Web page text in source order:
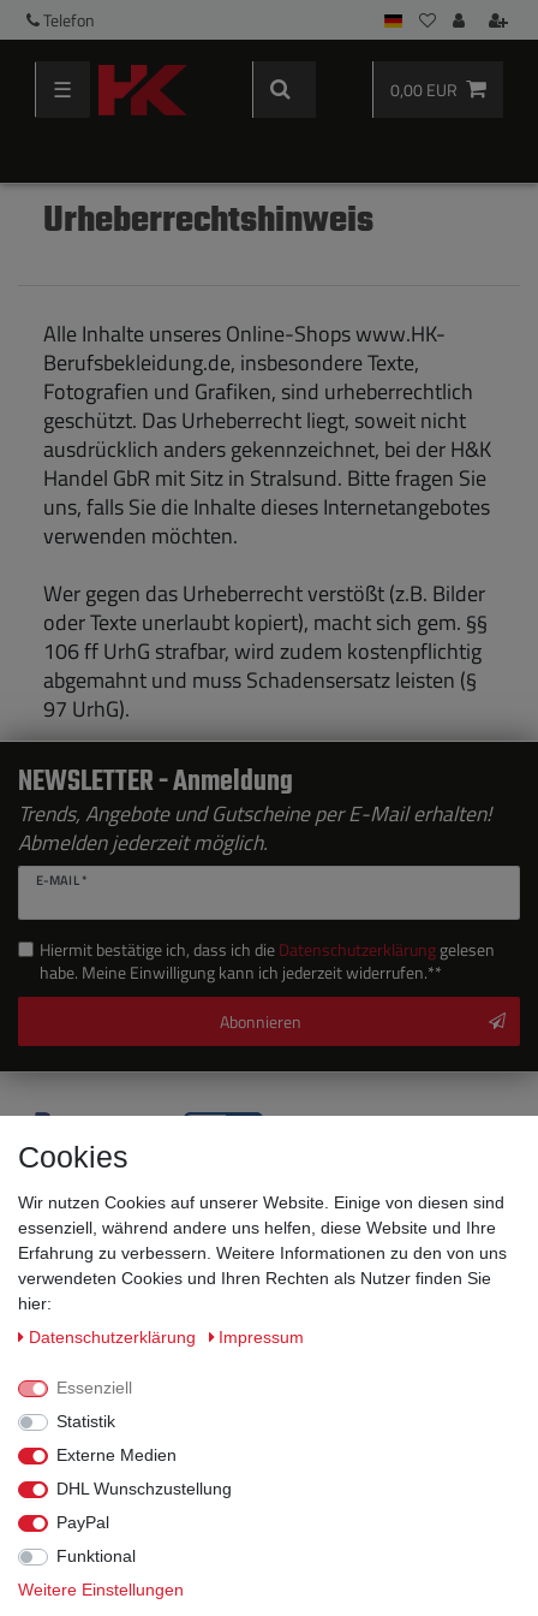
Telefon
☰ 0,00 EUR
Urheberrechtshinweis
Alle Inhalte unseres Online-Shops www.HK-
Berufsbekleidung.de, insbesondere Texte,
Fotografien und Grafiken, sind urheberrechtlich
geschützt. Das Urheberrecht liegt, soweit nicht
ausdrücklich anders gekennzeichnet, bei der H&K
Handel GbR mit Sitz in Stralsund. Bitte fragen Sie
uns, falls Sie die Inhalte dieses Internetangebotes
verwenden möchten.
Wer gegen das Urheberrecht verstößt (z.B. Bilder
oder Texte unerlaubt kopiert), macht sich gem. §§
106 ff UrhG strafbar, wird zudem kostenpflichtig
abgemahnt und muss Schadensersatz leisten (§
97 UrhG).
NEWSLETTER - Anmeldung
Trends, Angebote und Gutscheine per E-Mail erhalten!
Abmelden jederzeit möglich.
E-MAIL *
Hiermit bestätige ich, dass ich dieDaten­schutz­erklärunggelesen
habe. Meine Einwilligung kann ich jederzeit widerrufen.**
Abonnieren
Sicherheitsklassen
Informationen
Versand
Rechtliches
© 2026 Arbeitsschuhe und Arbeitskleidung kaufen
Cookies
Wir nutzen Cookies auf unserer Website. Einige von diesen sind
essenziell, während andere uns helfen, diese Website und Ihre
Erfahrung zu verbessern. Weitere Informationen zu den von uns
verwendeten Cookies und Ihren Rechten als Nutzer finden Sie
hier:
Daten­schutz­erklärung
Impressum
Essenziell
Statistik
Externe Medien
DHL Wunschzustellung
PayPal
Funktional
Weitere Einstellungen